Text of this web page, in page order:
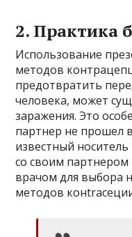
2. Практика
Использование
методов
предотвратить
человека, может
заражения. Это
партнер не прошел
известный
со своим партнером
врачом для выбора
методов